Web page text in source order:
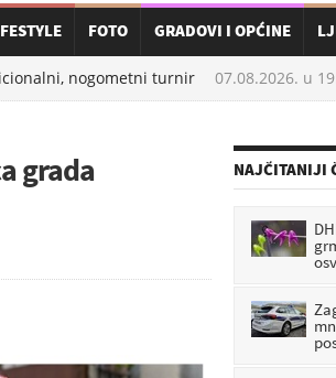
FOTO GRADOVI I OPĆINE
nogometni turnir 07.08.2026. u19:56
grada NAJČITANIJI